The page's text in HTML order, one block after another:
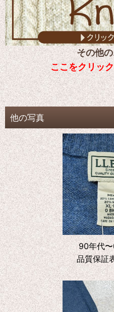
その他
ここをクリッ
他の写真
90年代
品質保証